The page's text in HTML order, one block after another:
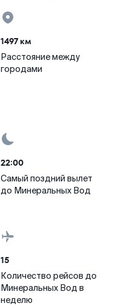
1497 км
Расстояние между
городами
22:00
Самый поздний вылет
до Минеральных Вод
15
Количество рейсов до
Минеральных Вод в
неделю